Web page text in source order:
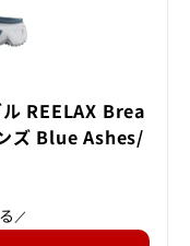
ル REELAX Brea
ズ Blue Ashes/
／